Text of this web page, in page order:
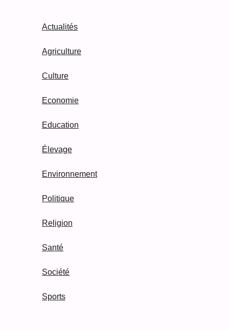
Actualités
Agriculture
Culture
Economie
Education
Élevage
Environnement
Politique
Religion
Santé
Société
Sports